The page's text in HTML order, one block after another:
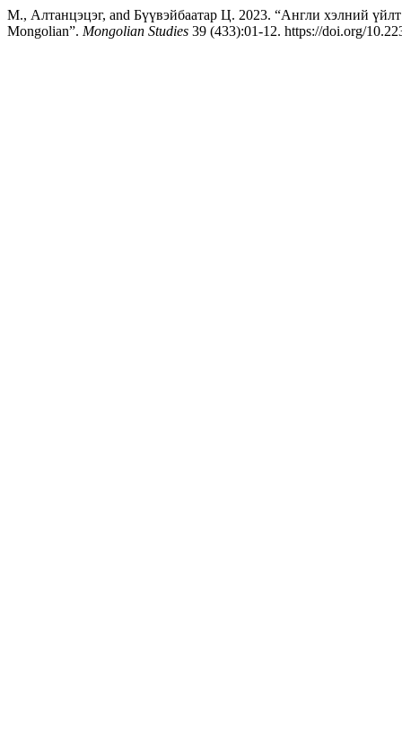
М., Алтанцэцэг, and Бүүвэйбаатар Ц. 2023. “Англи хэлний
Mongolian”. Mongolian Studies 39 (433):01-12. https://doi.org/